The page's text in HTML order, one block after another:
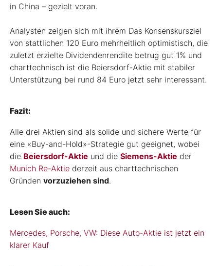
in China – gezielt voran.
Analysten zeigen sich mit ihrem Das Konsenskursziel
von stattlichen 120 Euro mehrheitlich optimistisch, die
zuletzt erzielte Dividendenrendite betrug gut 1% und
charttechnisch ist die Beiersdorf-Aktie mit stabiler
Unterstützung bei rund 84 Euro jetzt sehr interessant.
Fazit:
Alle drei Aktien sind als solide und sichere Werte für
eine «Buy-and-Hold»-Strategie gut geeignet, wobei
die Beiersdorf-Aktie und die Siemens-Aktie der
Munich Re-Aktie derzeit aus charttechnischen
Gründen vorzuziehen sind.
Lesen Sie auch:
Mercedes, Porsche, VW: Diese Auto-Aktie ist jetzt ein
klarer Kauf